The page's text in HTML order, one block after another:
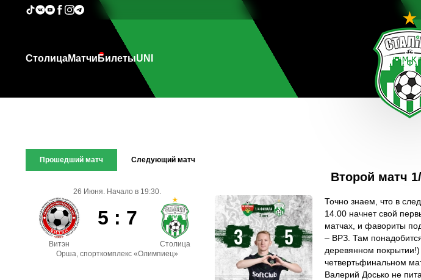
СтолицаМатчи БилетыUNI
Прошедший матч Следующий матч
26 Июня. Начало в 19:30.
5 : 7
Витэн
Столица
Орша, спорткомплекс «Олимпиец»
Второй матч
Точно знаем, что в
14.00 начнет свой
матчах, и фавориты
– ВРЗ. Там
деревянном
четвертьфинальном
Валерий Досько не